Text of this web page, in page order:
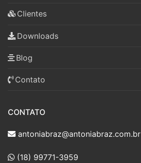
Clientes
Downloads
Blog
Contato
CONTATO
antoniabraz@antoniabraz.com.br
(18) 99771-3959